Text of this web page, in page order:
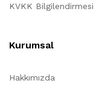
KVKK Bilgilendirmesi
Kurumsal
Hakkımızda